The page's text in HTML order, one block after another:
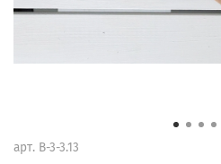
арт. B-3-3.13